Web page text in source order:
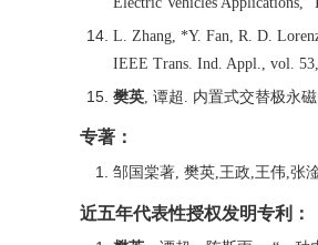
L. Zhang, *Y. Fan, R. D.
IEEE Trans. Ind. Appl., vol.
樊英 谭超 内置式交替极永
专著：
邹国棠著, 樊英,王政,王伟,张
近五年代表性授权发明专利：